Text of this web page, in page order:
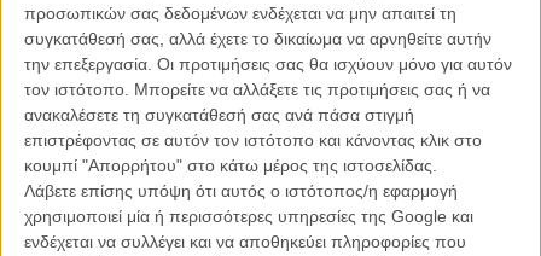
προσωπικών σας δεδομένων ενδέχεται να μην απαιτεί τη
συγκατάθεσή σας, αλλά έχετε το δικαίωμα να αρνηθείτε αυτήν
την επεξεργασία. Οι προτιμήσεις σας θα ισχύουν μόνο για αυτόν
τον ιστότοπο. Μπορείτε να αλλάξετε τις προτιμήσεις σας ή να
ανακαλέσετε τη συγκατάθεσή σας ανά πάσα στιγμή
επιστρέφοντας σε αυτόν τον ιστότοπο και κάνοντας κλικ στο
κουμπί "Απορρήτου" στο κάτω μέρος της ιστοσελίδας.
Λάβετε επίσης υπόψη ότι αυτός ο ιστότοπος/η εφαρμογή
χρησιμοποιεί μία ή περισσότερες υπηρεσίες της Google και
ενδέχεται να συλλέγει και να αποθηκεύει πληροφορίες που
Βιμ Βέντερς
Συνέντευξη
CONNECT
Εγγράψου στο εβδομαδιαίο newsletter μας.